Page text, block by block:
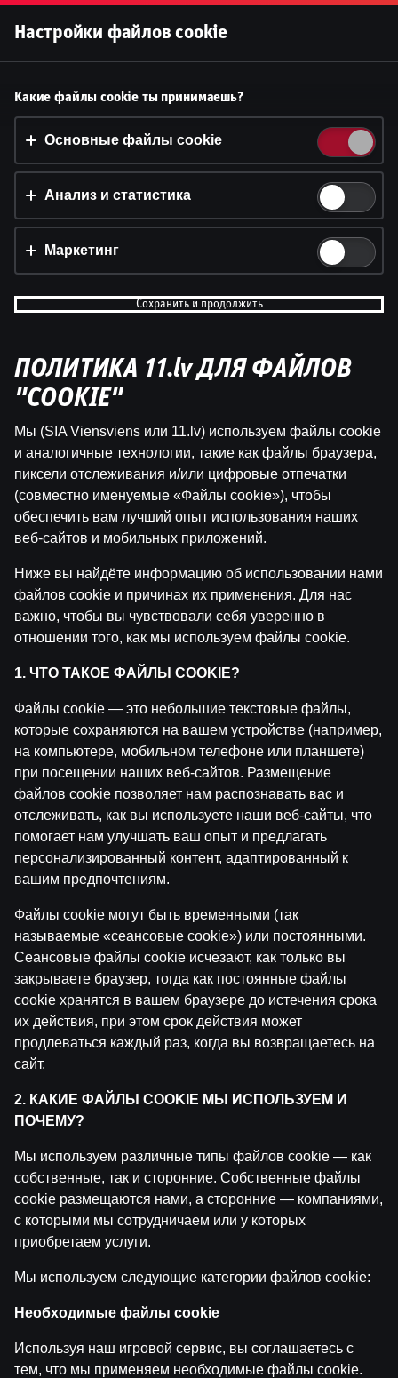
Ģenerālis ar Žani Peineru |
Basketbola Apskats
Dāvis 17 июн. 2026 г.
WRC Igaunijas Rallija otrā diena | Intervijas
by Dāvis 23 июл. 2026 г.
WRC Igaunijas Rallija pirmā diena | Intervijas
Ģenerālis ar Jurģi Kalnu | Pasaules Kauss 2026 Play-
byDāvis 14 июл. 2026 г.
Maksims Širokovs ar Ģenerāli | Hokeja Nagla
byDāvis 14 июл. 2026 г.
Ģenerālis ar Žani Peineru | Basketbola Apskats
Jāņa Nagla | Jānis Gailītis kopā ar Ģenerāli
byDāvis 14 июл. 2026 г.
Ģenerālis ar Jurģi Kalnu | Pasaules Kauss futbolā 2026
byDāvis 17 июн. 2026 г.
Ekspresintervija | Lauris Dārziņš pirms ceturtdaļfināla
by
Boksa Nagla | Sandis Kleins un Valdis Valters
byDāvis 9 июн. 2026 г.
STAGE | Latvijas rallija čempionāts | Rallijs Kurzeme
Принять файлы cookie?
На этом веб-сайте используются 3 различных типа
файлов cookie: основные, отслеживающие и
Принять всё
Настройки и информация
Настройки файлов cookie
Какие файлы cookie ты принимаешь?
Основные файлы cookie
Анализ и статистика
Маркетинг
Сохранить и продолжить
ПОЛИТИКА 11.lv ДЛЯ ФАЙЛОВ
"COOKIE"
Мы (SIA Viensviens или 11.lv) используем файлы cookie
и аналогичные технологии, такие как файлы браузера,
пиксели отслеживания и/или цифровые отпечатки
(совместно именуемые «Файлы cookie»), чтобы
обеспечить вам лучший опыт использования наших
веб-сайтов и мобильных приложений.
Ниже вы найдёте информацию об использовании нами
файлов cookie и причинах их применения. Для нас
важно, чтобы вы чувствовали себя уверенно в
отношении того, как мы используем файлы cookie.
1. ЧТО ТАКОЕ ФАЙЛЫ COOKIE?
Файлы cookie — это небольшие текстовые файлы,
которые сохраняются на вашем устройстве (например,
на компьютере, мобильном телефоне или планшете)
при посещении наших веб-сайтов. Размещение
файлов cookie позволяет нам распознавать вас и
отслеживать, как вы используете наши веб-сайты, что
помогает нам улучшать ваш опыт и предлагать
персонализированный контент, адаптированный к
вашим предпочтениям.
Файлы cookie могут быть временными (так
называемые «сеансовые cookie») или постоянными.
Сеансовые файлы cookie исчезают, как только вы
закрываете браузер, тогда как постоянные файлы
cookie хранятся в вашем браузере до истечения срока
их действия, при этом срок действия может
продлеваться каждый раз, когда вы возвращаетесь на
сайт.
2. КАКИЕ ФАЙЛЫ COOKIE МЫ ИСПОЛЬЗУЕМ И
ПОЧЕМУ?
Мы используем различные типы файлов cookie — как
собственные, так и сторонние. Собственные файлы
cookie размещаются нами, а сторонние — компаниями,
с которыми мы сотрудничаем или у которых
приобретаем услуги.
Мы используем следующие категории файлов cookie:
Необходимые файлы cookie
Используя наш игровой сервис, вы соглашаетесь с
тем, что мы применяем необходимые файлы cookie.